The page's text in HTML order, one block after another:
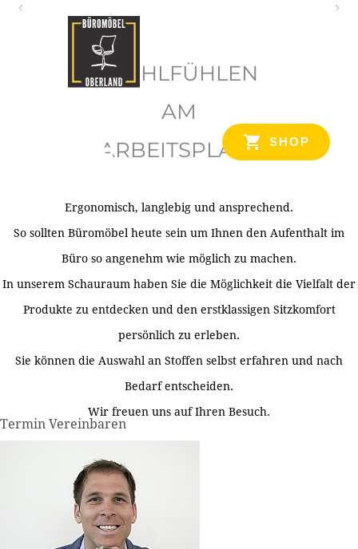
SHOP
WOHLFÜHLEN
AM
ARBEITSPLATZ
Ergonomisch, langlebig und ansprechend.
So sollten Büromöbel heute sein um Ihnen den Aufenthalt im
Büro so angenehm wie möglich zu machen.
In unserem Schauraum haben Sie die Möglichkeit die Vielfalt der
Produkte zu entdecken und den erstklassigen Sitzkomfort
persönlich zu erleben.
Sie können die Auswahl an Stoffen selbst erfahren und nach
Bedarf entscheiden.
Wir freuen uns auf Ihren Besuch.
Termin Vereinbaren